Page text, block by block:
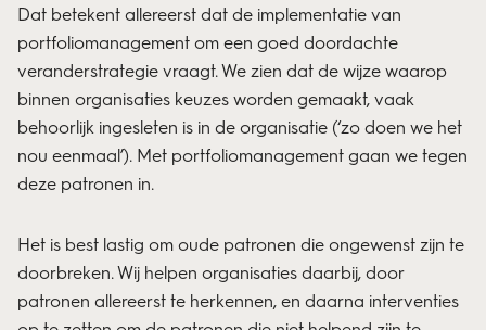
Dat betekent allereerst dat de implementatie van
portfoliomanagement om een goed doordachte
veranderstrategie vraagt. We zien dat de wijze waarop
binnen organisaties keuzes worden gemaakt, vaak
behoorlijk ingesleten is in de organisatie (‘zo doen we het
nou eenmaal’). Met portfoliomanagement gaan we tegen
deze patronen in.
Het is best lastig om oude patronen die ongewenst zijn te
doorbreken. Wij helpen organisaties daarbij, door
patronen allereerst te herkennen, en daarna interventies